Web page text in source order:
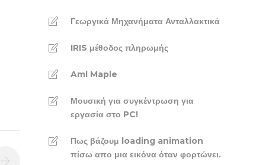
Γεωργικά Μηχανήματα Ανταλλακτικά
IRIS μέθοδος πληρωμής
Aml Maple
Μουσική για συγκέντρωση για
εργασία στο PC!
Πως βάζουμ loading animation
πίσω απο μια εικόνα όταν φορτώνει.